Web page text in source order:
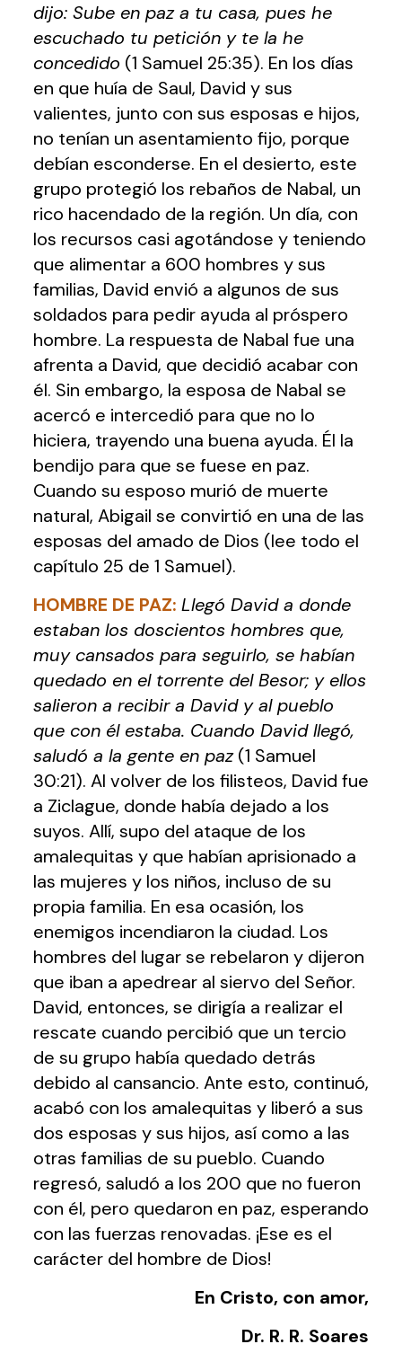
dijo: Sube en paz a tu casa, pues he
escuchado tu petición y te la he
concedido (1 Samuel 25:35). En los días
en que huía de Saul, David y sus
valientes, junto con sus esposas e hijos,
no tenían un asentamiento fijo, porque
debían esconderse. En el desierto, este
grupo protegió los rebaños de Nabal, un
rico hacendado de la región. Un día, con
los recursos casi agotándose y teniendo
que alimentar a 600 hombres y sus
familias, David envió a algunos de sus
soldados para pedir ayuda al próspero
hombre. La respuesta de Nabal fue una
afrenta a David, que decidió acabar con
él. Sin embargo, la esposa de Nabal se
acercó e intercedió para que no lo
hiciera, trayendo una buena ayuda. Él la
bendijo para que se fuese en paz.
Cuando su esposo murió de muerte
natural, Abigail se convirtió en una de las
esposas del amado de Dios (lee todo el
capítulo 25 de 1 Samuel).
HOMBRE DE PAZ: Llegó David a donde
estaban los doscientos hombres que,
muy cansados para seguirlo, se habían
quedado en el torrente del Besor; y ellos
salieron a recibir a David y al pueblo
que con él estaba. Cuando David llegó,
saludó a la gente en paz(1 Samuel
30:21). Al volver de los filisteos, David fue
a Ziclague, donde había dejado a los
suyos. Allí, supo del ataque de los
amalequitas y que habían aprisionado a
las mujeres y los niños, incluso de su
propia familia. En esa ocasión, los
enemigos incendiaron la ciudad. Los
hombres del lugar se rebelaron y dijeron
que iban a apedrear al siervo del Señor.
David, entonces, se dirigía a realizar el
rescate cuando percibió que un tercio
de su grupo había quedado detrás
debido al cansancio. Ante esto, continuó,
acabó con los amalequitas y liberó a sus
dos esposas y sus hijos, así como a las
otras familias de su pueblo. Cuando
regresó, saludó a los 200 que no fueron
con él, pero quedaron en paz, esperando
con las fuerzas renovadas. ¡Ese es el
carácter del hombre de Dios!
En Cristo, con amor,
Dr. R. R. Soares